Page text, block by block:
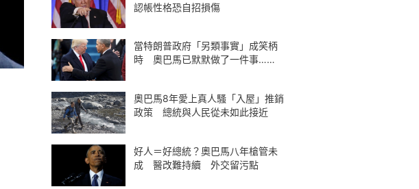
認帳性格恐自招損傷
當特朗普政府「另類事實」成笑柄
時 奧巴馬已默默做了一件事……
奧巴馬8年愛上真人騷「入屋」推銷
政策 總統與人民從未如此接近
好人＝好總統？奧巴馬八年槍管未
成 醫改難持續 外交留污點